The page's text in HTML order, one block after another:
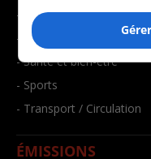
- Environnement
- Faits divers
- Santé et bien-être
- Sports
- Transport / Circulation
ÉMISSIONS